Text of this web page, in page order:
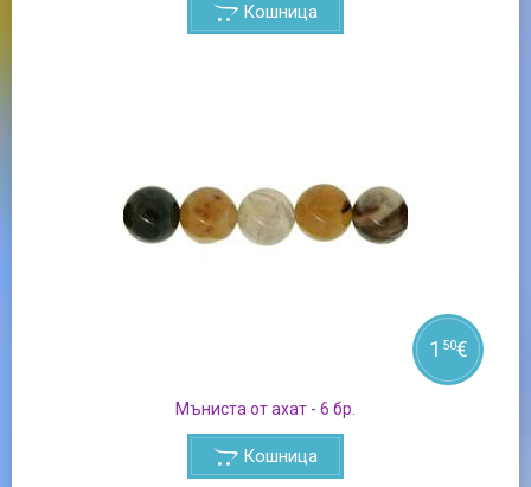
Кошница
Мъниста от ахат - 6 бр.
1 50€
Кошница